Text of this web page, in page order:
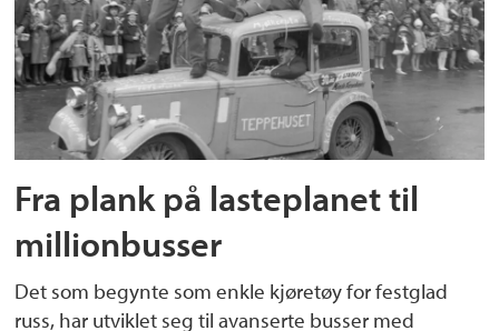
Fra plank på lasteplanet til
millionbusser
Det som begynte som enkle kjøretøy for festglad
russ, har utviklet seg til avanserte busser med